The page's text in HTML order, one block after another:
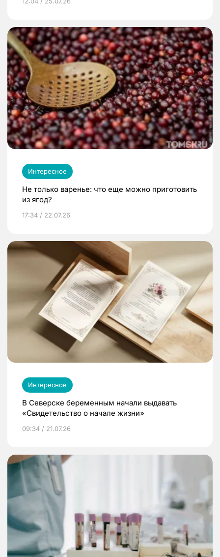
Интересное
Не только варенье: что еще можно приготовить
из ягод?
17:34 / 22.07.26
Интересное
В Северске беременным начали выдавать
«Свидетельство о начале жизни»
09:34 / 21.07.26